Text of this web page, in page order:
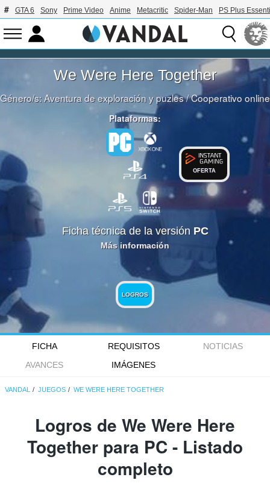
GTA 6 Sony Prime Video Anime Metacritic Spider-Man PS Plus
We Were Here Together
Género/s:Aventura de exploración y puzles/Cooperativo online
Plataformas:
OFERTA
Ficha técnica de la versión PC
Más información
LOGROS
FICHA REQUISITOS
NOTICIAS
AVANCES
IMÁGENES
VANDAL JUEGOS WE WERE HERE TOGETHER
Logros de We Were Here
Together para PC - Listado
completo